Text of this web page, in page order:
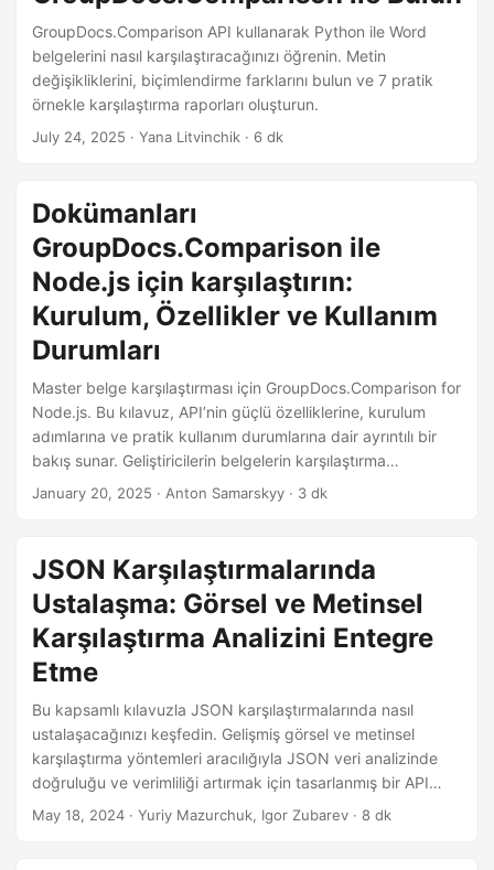
GroupDocs.Comparison API kullanarak Python ile Word
belgelerini nasıl karşılaştıracağınızı öğrenin. Metin
değişikliklerini, biçimlendirme farklarını bulun ve 7 pratik
örnekle karşılaştırma raporları oluşturun.
July 24, 2025 · Yana Litvinchik · 6 dk
Dokümanları
GroupDocs.Comparison ile
Node.js için karşılaştırın:
Kurulum, Özellikler ve Kullanım
Durumları
Master belge karşılaştırması için GroupDocs.Comparison for
Node.js. Bu kılavuz, API’nin güçlü özelliklerine, kurulum
adımlarına ve pratik kullanım durumlarına dair ayrıntılı bir
bakış sunar. Geliştiricilerin belgelerin karşılaştırma
işlevselliğini uygulamalarına sorunsuz bir şekilde entegre
artıracağınızı keşfedin.
January 20, 2025 · Anton Samarskyy · 3 dk
JSON Karşılaştırmalarında
Ustalaşma: Görsel ve Metinsel
Karşılaştırma Analizini Entegre
Etme
Bu kapsamlı kılavuzla JSON karşılaştırmalarında nasıl
ustalaşacağınızı keşfedin. Gelişmiş görsel ve metinsel
karşılaştırma yöntemleri aracılığıyla JSON veri analizinde
doğruluğu ve verimliliği artırmak için tasarlanmış bir API
olan GroupDocs.Comparison tarafından sağlanan zorluklar
May 18, 2024 · Yuriy Mazurchuk, Igor Zubarev · 8 dk